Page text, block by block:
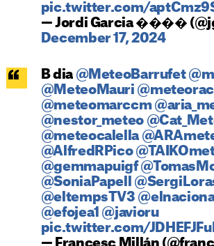
pic.twitter.com/
— Jordi Garcia ����
December 17, 2024
B dia @MeteoBarrufet
@MeteoMauri
@meteomarccm
@nestor_meteo
@meteocalella
@AlfredRPico
@gemmapuigf
@SoniaPapell
@eltempsTV3
@efojea1 @javioru
pic.twitter.com/